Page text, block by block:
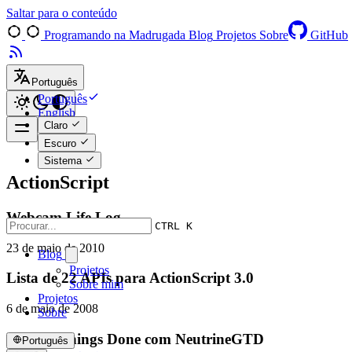
Saltar para o conteúdo
Programando na Madrugada Blog Projetos Sobre GitHub
Português
Português
English
Claro
Escuro
Sistema
CTRL K
Blog
Projetos
Sobre mim
Projetos
Sobre
Português
ActionScript
Webcam Life Log
23 de maio de 2010
Lista de 22 APIs para ActionScript 3.0
6 de maio de 2008
Getting Things Done com NeutrineGTD